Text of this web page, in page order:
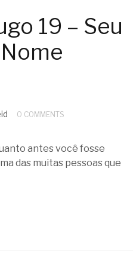
19 – Seu
0 COMMENTS
antes você fosse
das muitas pessoas que